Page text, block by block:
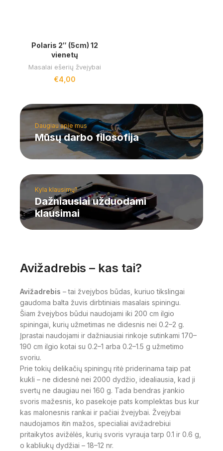
Polaris 2″ (5cm) 12
vienetų
Masalai ešerių žvejybai
€4,00
Daugiau apie mus
Mūsų darbo filosofija
Kyla klausimų?
Dažniausiai užduodami
klausimai
Avižadrebis – kas tai?
Avižadrebis – tai žvejybos būdas, kuriuo tikslingai
gaudoma balta žuvis dirbtiniais masalais spiningu.
Šiam žvejybos būdui naudojami iki 200 cm ilgio
spiningai, kurių užmetimas ne didesnis nei 0.2–2 g.
Įprastai naudojami ir dažniausiai rinkoje sutinkami 170–
190 cm ilgio kotai su 0.2–1 arba 0.2–1.5 g užmetimo
svoriu.
Prie tokių delikačių spiningų ritė priderinama taip pat
kukli – ne didesnė nei 2000 dydžio, idealiausia, kad ji
svertų ne daugiau nei 160 g. Tada bendras įrankio
svoris mažesnis, ko pasekoje pats komplektas bus kur
kas malonesnis rankai ir pačiai žvejybai. Žvejybai
naudojamos itin mažos, specialiai avižadrebiui
pritaikytos avižėlės, kurių svoris vyrauja tarp 0.1 ir 0.6 g,
o kabliukų dydžiai – 18–12 nr.